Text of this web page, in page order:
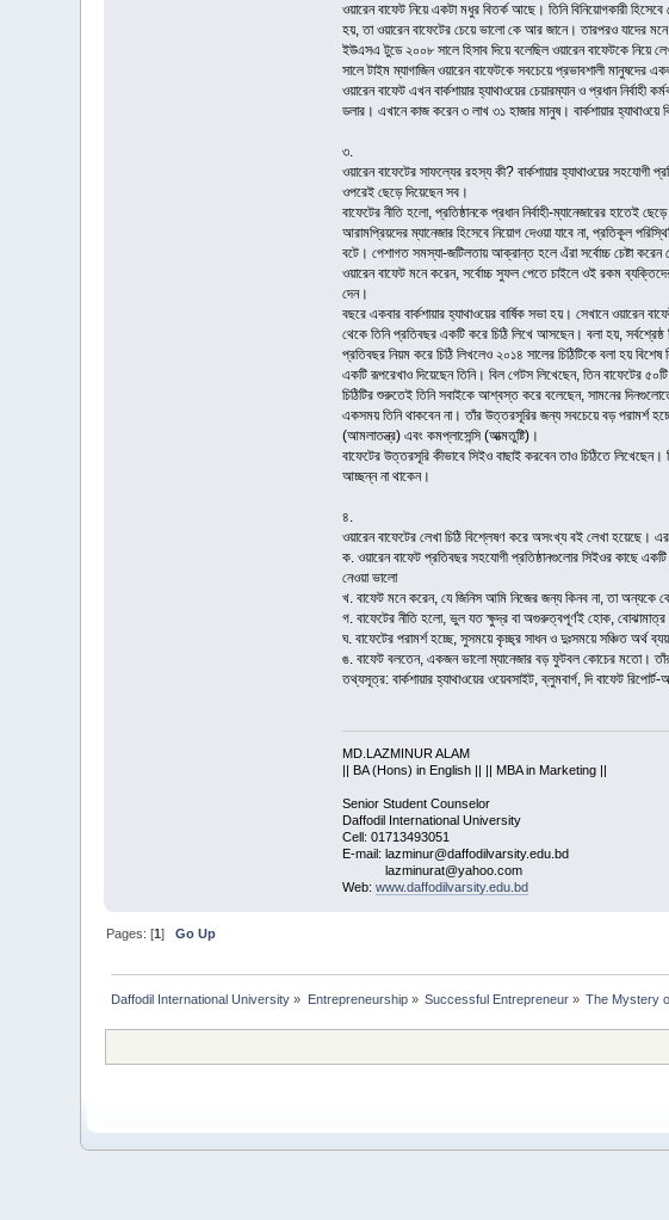
ওয়ারেন বাফেট নিয়ে একটা মধুর বিতর্ক আছে। তিনি বিনিয়োগকারী
হয়, তা ওয়ারেন বাফেটের চেয়ে ভালো কে আর জানে। তারপরও যাদের
ইউএসএ টুডে ২০০৮ সালে হিসাব দিয়ে বলেছিল ওয়ারেন বাফেটকে নিয়ে
সালে টাইম ম্যাগাজিন ওয়ারেন বাফেটকে সবচেয়ে প্রভাবশালী
ওয়ারেন বাফেট এখন বার্কশায়ার হ্যাথাওয়ের চেয়ারম্যান ও প্রধান
ডলার। এখানে কাজ করেন ৩ লাখ ৩১ হাজার মানুষ। বার্কশায়ার
৩.
ওয়ারেন বাফেটের সাফল্যের রহস্য কী? বার্কশায়ার হ্যাথাওয়ের
ওপরেই ছেড়ে দিয়েছেন সব।
বাফেটের নীতি হলো, প্রতিষ্ঠানকে প্রধান নির্বাহী-ম্যানেজারের
আরামপ্রিয়দের ম্যানেজার হিসেবে নিয়োগ দেওয়া যাবে না, প্রতিকূল
বটে। পেশাগত সমস্যা-জটিলতায় আক্রান্ত হলে এঁরা সর্বোচ্চ চেষ্টা
ওয়ারেন বাফেট মনে করেন, সর্বোচ্চ সুফল পেতে চাইলে ওই রকম
দেন।
বছরে একবার বার্কশায়ার হ্যাথাওয়ের বার্ষিক সভা হয়। সেখানে ওয়ারেন
থেকে তিনি প্রতিবছর একটি করে চিঠি লিখে আসছেন। বলা হয়, সর্বশ্রেষ্ঠ
প্রতিবছর নিয়ম করে চিঠি লিখলেও ২০১৪ সালের চিঠিটিকে বলা হয় বিশেষ
একটি রূপরেখাও দিয়েছেন তিনি। বিল গেটস লিখেছেন, তিন বাফেটের
চিঠিটির শুরুতেই তিনি সবাইকে আশ্বস্ত করে বলেছেন, সামনের
একসময় তিনি থাকবেন না। তাঁর উত্তরসূরির জন্য সবচেয়ে বড় পরামর্শ
(আমলাতন্ত্র) এবং কমপ্লাসেন্সি (আত্মতুষ্টি)।
বাফেটের উত্তরসূরি কীভাবে সিইও বাছাই করবেন তাও চিঠিতে
আচ্ছন্ন না থাকেন।
৪.
ওয়ারেন বাফেটের লেখা চিঠি বিশ্লেষণ করে অসংখ্য বই লেখা হয়েছে।
ক. ওয়ারেন বাফেট প্রতিবছর সহযোগী প্রতিষ্ঠানগুলোর সিইওর কাছে
নেওয়া ভালো
খ. বাফেট মনে করেন, যে জিনিস আমি নিজের জন্য কিনব না, তা অন্যকে
গ. বাফেটের নীতি হলো, ভুল যত ক্ষুদ্র বা অগুরুত্বপূর্ণই হোক, বোঝামাত্র
ঘ. বাফেটের পরামর্শ হচ্ছে, সুসময়ে কৃচ্ছ্র সাধন ও দুঃসময়ে সঞ্চিত অর্থ
ঙ. বাফেট বলতেন, একজন ভালো ম্যানেজার বড় ফুটবল কোচের মতো। তাঁরা
তথ্যসূত্র: বার্কশায়ার হ্যাথাওয়ের ওয়েবসাইট, ব্লুমবার্গ, দি বাফেট
MD.LAZMINUR ALAM
|| BA (Hons) in English || || MBA in Marketing ||
Senior Student Counselor
Daffodil International University
Cell: 01713493051
E-mail: lazminur@daffodilvarsity.edu.bd
lazminurat@yahoo.com
Web: www.daffodilvarsity.edu.bd
Pages: [1]Go Up
Daffodil International University » Entrepreneurship» Successful Entrepreneur » The Mystery